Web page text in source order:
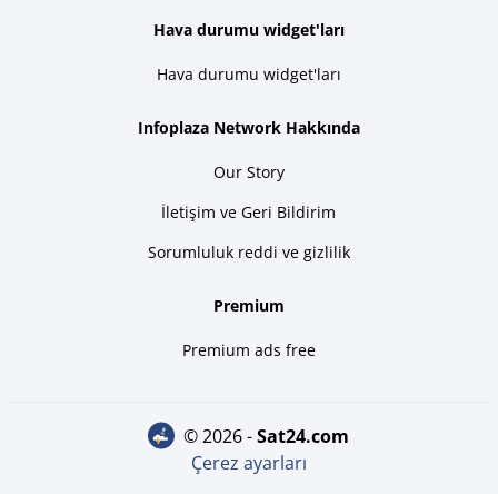
Hava durumu widget'ları
Hava durumu widget'ları
Infoplaza Network Hakkında
Our Story
İletişim ve Geri Bildirim
Sorumluluk reddi ve gizlilik
Premium
Premium ads free
© 2026 - sat24.com
Çerez ayarları